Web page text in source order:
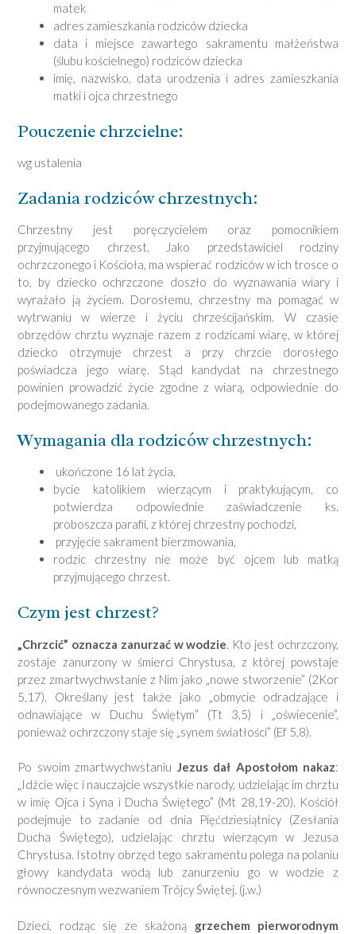
matek
adres zamieszkania rodziców dziecka
data i miejsce zawartego sakramentu małżeństwa
(ślubu kościelnego) rodziców dziecka
imię, nazwisko, data urodzenia i adres zamieszkania
matki i ojca chrzestnego
Pouczenie chrzcielne:
wg ustalenia
Zadania rodziców chrzestnych:
Chrzestny jest poręczycielem oraz pomocnikiem
przyjmującego chrzest. Jako przedstawiciel rodziny
ochrzczonego i Kościoła, ma wspierać rodziców w ich trosce o
to, by dziecko ochrzczone doszło do wyznawania wiary i
wyrażało ją życiem. Dorosłemu, chrzestny ma pomagać w
wytrwaniu w wierze i życiu chrześcijańskim. W czasie
obrzędów chrztu wyznaje razem z rodzicami wiarę, w której
dziecko otrzymuje chrzest a przy chrzcie dorosłego
poświadcza jego wiarę. Stąd kandydat na chrzestnego
powinien prowadzić życie zgodne z wiarą, odpowiednie do
podejmowanego zadania.
Wymagania dla rodziców chrzestnych:
ukończone 16 lat życia,
bycie katolikiem wierzącym i praktykującym, co
potwierdza odpowiednie zaświadczenie ks.
proboszcza parafii, z której chrzestny pochodzi,
przyjęcie sakrament bierzmowania,
rodzic chrzestny nie może być ojcem lub matką
przyjmującego chrzest.
Czym jest chrzest?
„Chrzcić” oznacza zanurzać w wodzie . Kto jest ochrzczony,
zostaje zanurzony w śmierci Chrystusa, z której powstaje
przez zmartwychwstanie z Nim jako „nowe stworzenie” (2Kor
5,17). Określany jest także jako „obmycie odradzające i
odnawiające w Duchu Świętym” (Tt 3,5) i „oświecenie”,
ponieważ ochrzczony staje się „synem światłości” (Ef 5,8).
Po swoim zmartwychwstaniu Jezus dał Apostołom nakaz:
„Idźcie więc i nauczajcie wszystkie narody, udzielając im chrztu
w imię Ojca i Syna i Ducha Świętego” (Mt 28,19-20). Kościół
podejmuje to zadanie od dnia Pięćdziesiątnicy (Zesłania
Ducha Świętego), udzielając chrztu wierzącym w Jezusa
Chrystusa. Istotny obrzęd tego sakramentu polega na polaniu
głowy kandydata wodą lub zanurzeniu go w wodzie z
równoczesnym wezwaniem Trójcy Świętej. (j.w.)
Dzieci, rodząc się ze skażoną grzechem pierworodnym